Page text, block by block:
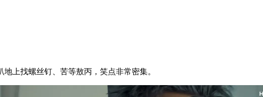
上找螺丝钉、苦等敖丙，笑点非常密集。